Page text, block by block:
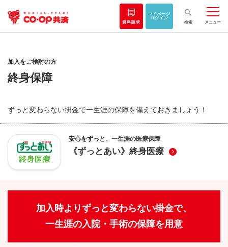
資料請求
マイページ
ログイン
検索
メニュー
加入をご検討の方
終身保障
ずっと変わらない掛金で一生涯の保障を備えておきましょう！
安心をずっと。一生涯の医療保障
《ずっとあい》終身医療
加入時よりずっと変わらない掛金で、
一生涯の入院・手術の保障を用意